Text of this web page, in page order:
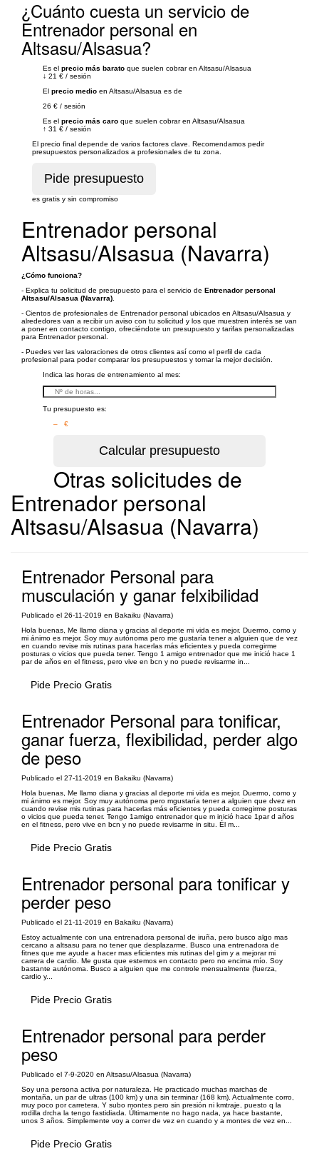
¿Cuánto cuesta un servicio de
Entrenador personal en
Altsasu/Alsasua?
Es el precio más barato que suelen cobrar en Altsasu/Alsasua
↓ 21 € / sesión
El precio medio en Altsasu/Alsasua es de
26 € / sesión
Es el precio más caro que suelen cobrar en Altsasu/Alsasua
↑ 31 € / sesión
El precio final depende de varios factores clave. Recomendamos pedir
presupuestos personalizados a profesionales de tu zona.
es gratis y sin compromiso
Entrenador personal
Altsasu/Alsasua (Navarra)
¿Cómo funciona?
- Explica tu solicitud de presupuesto para el servicio de Entrenador personal
Altsasu/Alsasua (Navarra)
- Cientos de profesionales de Entrenador personal ubicados en Altsasu/Alsasua y
alrededores van a recibir un aviso con tu solicitud y los que muestren interés se van
a poner en contacto contigo, ofreciéndote un presupuesto y tarifas personalizadas
para Entrenador personal.
- Puedes ver las valoraciones de otros clientes así como el perfil de cada
profesional para poder comparar los presupuestos y tomar la mejor decisión.
Indica las horas de entrenamiento al mes:
Tu presupuesto es:
– €
Otras solicitudes de
Entrenador personal
Altsasu/Alsasua (Navarra)
Entrenador Personal para
musculación y ganar felxibilidad
Publicado el 26-11-2019 en Bakaiku (Navarra)
Hola buenas, Me llamo diana y gracias al deporte mi vida es mejor. Duermo, como y
mi ánimo es mejor. Soy muy autónoma pero me gustaría tener a alguien que de vez
en cuando revise mis rutinas para hacerlas más eficientes y pueda corregirme
posturas o vicios que pueda tener. Tengo 1 amigo entrenador que me inició hace 1
par de años en el fitness, pero vive en bcn y no puede revisarme in...
Pide Precio Gratis
Entrenador Personal para tonificar,
ganar fuerza, flexibilidad, perder algo
de peso
Publicado el 27-11-2019 en Bakaiku (Navarra)
Hola buenas, Me llamo diana y gracias al deporte mi vida es mejor. Duermo, como y
mi ánimo es mejor. Soy muy autónoma pero mgustaría tener a alguien que dvez en
cuando revise mis rutinas para hacerlas más eficientes y pueda corregirme posturas
o vicios que pueda tener. Tengo 1amigo entrenador que m inició hace 1par d años
en el fitness, pero vive en bcn y no puede revisarme in situ. Él m...
Pide Precio Gratis
Entrenador personal para tonificar y
perder peso
Publicado el 21-11-2019 en Bakaiku (Navarra)
Estoy actualmente con una entrenadora personal de iruña, pero busco algo mas
cercano a altsasu para no tener que desplazarme. Busco una entrenadora de
fitnes que me ayude a hacer mas eficientes mis rutinas del gim y a mejorar mi
carrera de cardio. Me gusta que estemos en contacto pero no encima mío. Soy
bastante autónoma. Busco a alguien que me controle mensualmente (fuerza,
cardio y...
Pide Precio Gratis
Entrenador personal para perder
peso
Publicado el 7-9-2020 en Altsasu/Alsasua (Navarra)
Soy una persona activa por naturaleza. He practicado muchas marchas de
montaña, un par de ultras (100 km) y una sin terminar (168 km). Actualmente corro,
muy poco por carretera. Y subo montes pero sin presión ni kmtraje, puesto q la
rodilla drcha la tengo fastidiada. Últimamente no hago nada, ya hace bastante,
unos 3 años. Simplemente voy a correr de vez en cuando y a montes de vez en...
Pide Precio Gratis